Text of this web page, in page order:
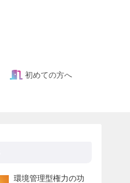
初めての方へ
環境管理型権力の功